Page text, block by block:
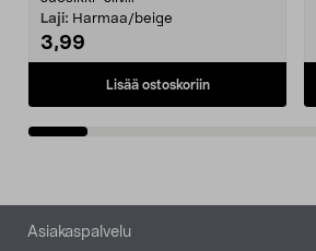
Laji: Harmaa/beige
3,99
Lisää ostoskoriin
Alatunniste
Asiakaspalvelu